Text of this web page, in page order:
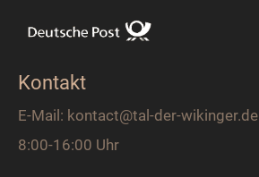
Kontakt
E-Mail: kontact@tal-der-wikinger.de
8:00-16:00 Uhr